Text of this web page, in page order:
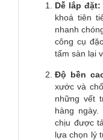
Dễ lắp đặt:
khoá tiên
nhanh
công cụ
tấm sàn lại
Độ bền
xước và
những vết
hàng
chịu được
lựa chọn lý